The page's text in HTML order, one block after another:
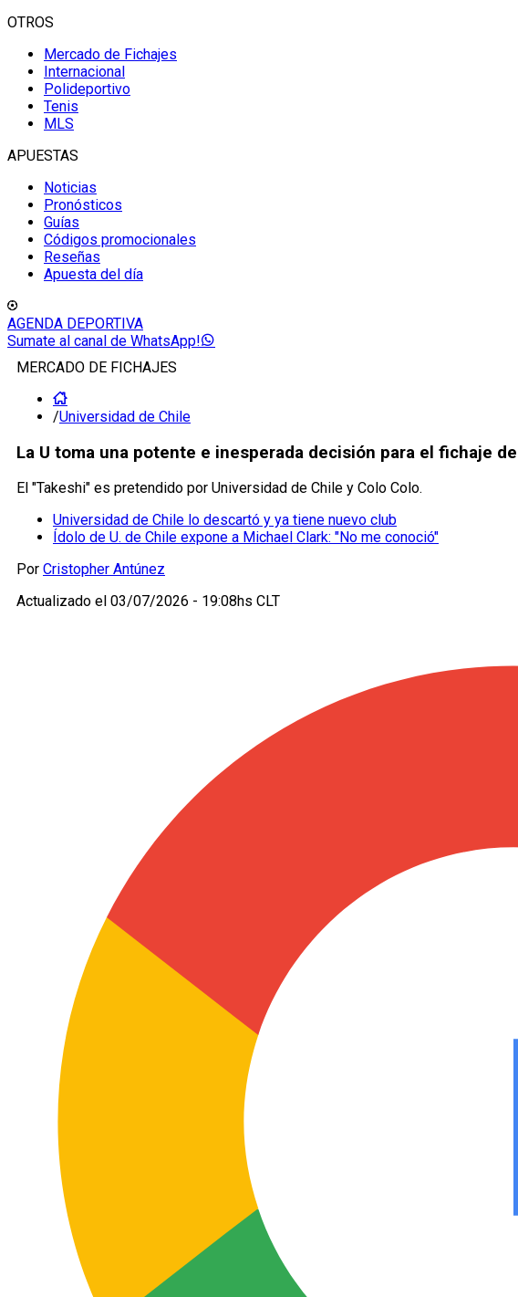
OTROS
Mercado de Fichajes
Internacional
Polideportivo
Tenis
MLS
APUESTAS
Noticias
Pronósticos
Guías
Códigos promocionales
Reseñas
Apuesta del día
AGENDA DEPORTIVA
Sumate al canal de WhatsApp!
MERCADO DE FICHAJES
/Universidad de Chile
La U toma una potente e inesperada decisión para el fichaje
El "Takeshi" es pretendido por Universidad de Chile y Colo Colo.
Universidad de Chile lo descartó y ya tiene nuevo club
Ídolo de U. de Chile expone a Michael Clark: "No me conoció"
Por Cristopher Antúnez
Actualizado el 03/07/2026 - 19:08hs CLT